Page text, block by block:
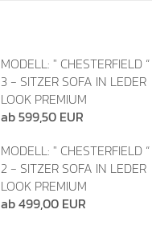
MODELL: " CHESTERFIELD “
3 - SITZER SOFA IN LEDER
LOOK PREMIUM
ab 599,50 EUR
MODELL: " CHESTERFIELD “
2 - SITZER SOFA IN LEDER
LOOK PREMIUM
ab 499,00 EUR